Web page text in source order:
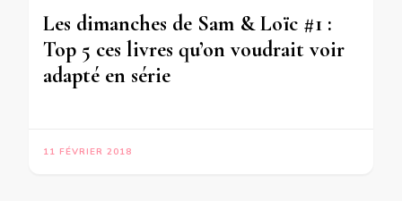
Les dimanches de Sam & Loïc #1 :
Top 5 ces livres qu’on voudrait voir
adapté en série
11 FÉVRIER 2018